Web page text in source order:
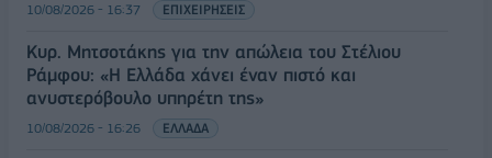
10/08/2026 - 16:37 ΕΠΙΧΕΙΡΗΣΕΙΣ
Κυρ. Μητσοτάκης για την απώλεια του Στέλιου
Ράμφου: «Η Ελλάδα χάνει έναν πιστό και
ανυστερόβουλο υπηρέτη της»
10/08/2026 - 16:26 ΕΛΛΑΔΑ